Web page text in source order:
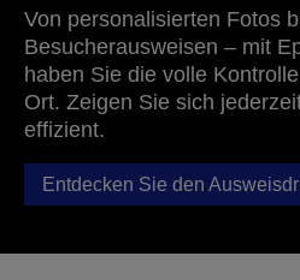
Von personalisierten Fotos
Besucherausweisen – mit
haben Sie die volle
Ort. Zeigen Sie sich
effizient.
Entdecken Sie den